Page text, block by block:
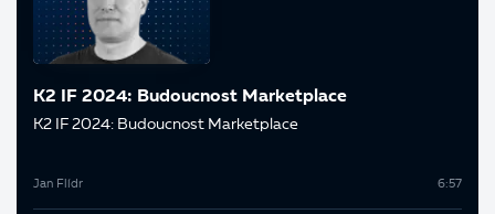
K2 IF 2024: Budoucnost Marketplace
K2 IF 2024: Budoucnost Marketplace
Jan Flídr 6:57